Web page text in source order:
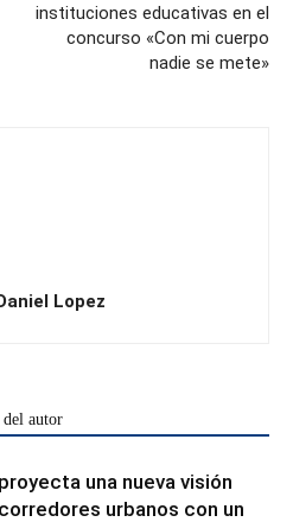
instituciones educativas en el
concurso «Con mi cuerpo
nadie se mete»
Lopez
del autor
una nueva visión
urbanos con un